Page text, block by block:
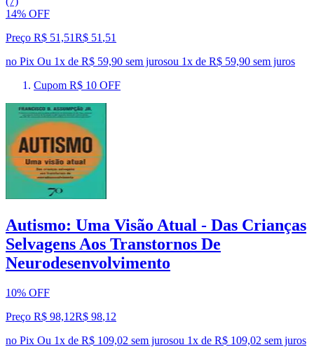
14% OFF
Preço R$ 51,51R$ 51 ,51
no Pix Ou 1x de R$ 59,90 sem jurosou 1x de R$ 59,90 sem juros
Cupom R$ 10 OFF
Autismo: Uma Visão Atual - Das Crianças
Selvagens Aos Transtornos De
Neurodesenvolvimento
10% OFF
Preço R$ 98,12R$ 98,12
no Pix Ou 1x de R$ 109,02 sem jurosou 1x de R$ 109,02 sem juros